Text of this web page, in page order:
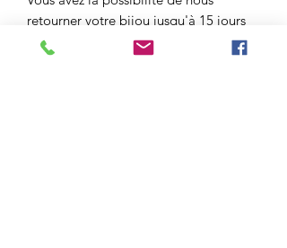
retourner votre bijou jusqu'à 15 jours
après l'achat. Celui ci devra être
retourné dans son écrin, il ne devra pas